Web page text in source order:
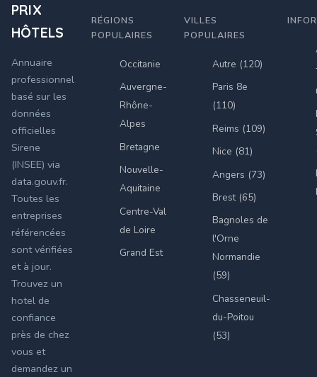
PRIX
HÔTELS
Annuaire
professionnel
basé sur les
données
officielles
Sirene
(INSEE) via
data.gouv.fr.
Toutes les
entreprises
référencées
sont vérifiées
et à jour.
Trouvez un
hotel de
confiance
près de chez
vous et
demandez un
RÉGIONS
POPULAIRES
Occitanie
Auvergne-
Rhône-
Alpes
Bretagne
Nouvelle-
Aquitaine
Centre-Val
de Loire
Grand Est
VILLES
POPULAIRES
Autre (120)
Paris 8e
(110)
Reims (109)
Nice (81)
Angers (73)
Brest (65)
Bagnoles de
l'Orne
Normandie
(59)
Chasseneuil-
du-Poitou
(53)